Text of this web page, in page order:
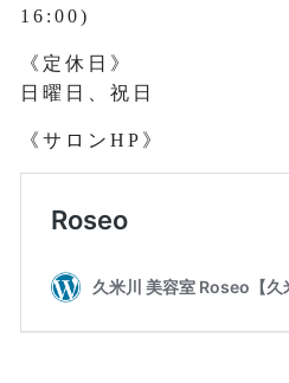
16:00)
《定休日》
日曜日、祝日
《サロンHP》